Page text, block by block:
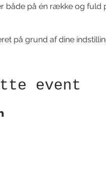
både på én række og fuld
på grund af dine
event